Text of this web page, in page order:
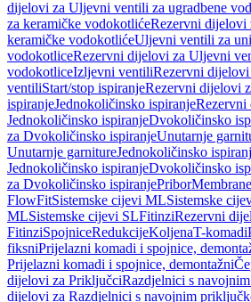
dijelovi za Uljevni ventili za ugradbene
za keramičke vodokotlićeRezervni dijelovi
keramičke vodokotlićeUljevni ventili za
vodokotliceRezervni dijelovi za Uljevni
vodokotliceIzljevni ventiliRezervni
ventiliStart/stop ispiranjeRezervni dijelovi
ispiranjeJednokoličinsko ispiranjeRezervni
Jednokoličinsko ispiranjeDvokoličinsko
za Dvokoličinsko ispiranjeUnutarnje
Unutarnje garnitureJednokoličinsko
Jednokoličinsko ispiranjeDvokoličinsko
za Dvokoličinsko ispiranjePriborMembrane
FlowFitSistemske cijevi MLSistemske
MLSistemske cijevi SLFitinziRezervni
FitinziSpojniceRedukcijeKoljenaT-komadi
fiksniPrijelazni komadi i spojnice,
Prijelazni komadi i spojnice, demontažni
dijelovi za PriključciRazdjelnici s
dijelovi za Razdjelnici s navojnim